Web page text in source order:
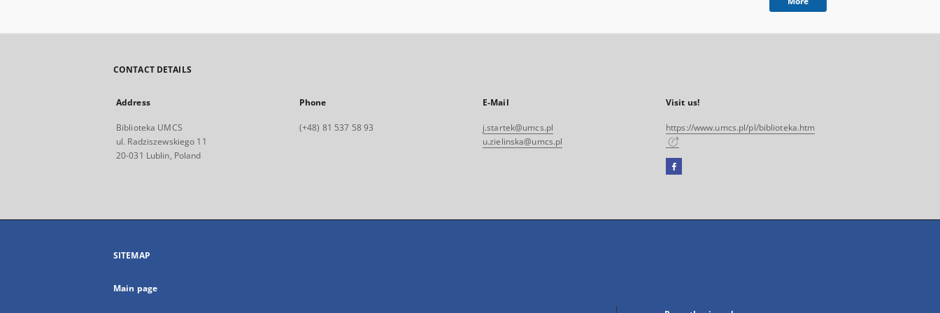
CONTACT DETAILS
Address
Biblioteka UMCS
ul. Radziszewskiego 11
20-031 Lublin, Poland
Phone
(+48) 81 537 58 93
E-Mail
j.startek@umcs.pl
u.zielinska@umcs.pl
Visit us!
https://www.umcs.pl/pl/biblioteka.htm
Facebook
open
SITEMAP
Main page